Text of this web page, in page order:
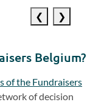
Belgium?
of the Fundraisers
of decision